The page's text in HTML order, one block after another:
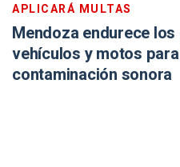
APLICARÁ MULTAS
Mendoza endurece
vehículos y motos
contaminación sonora